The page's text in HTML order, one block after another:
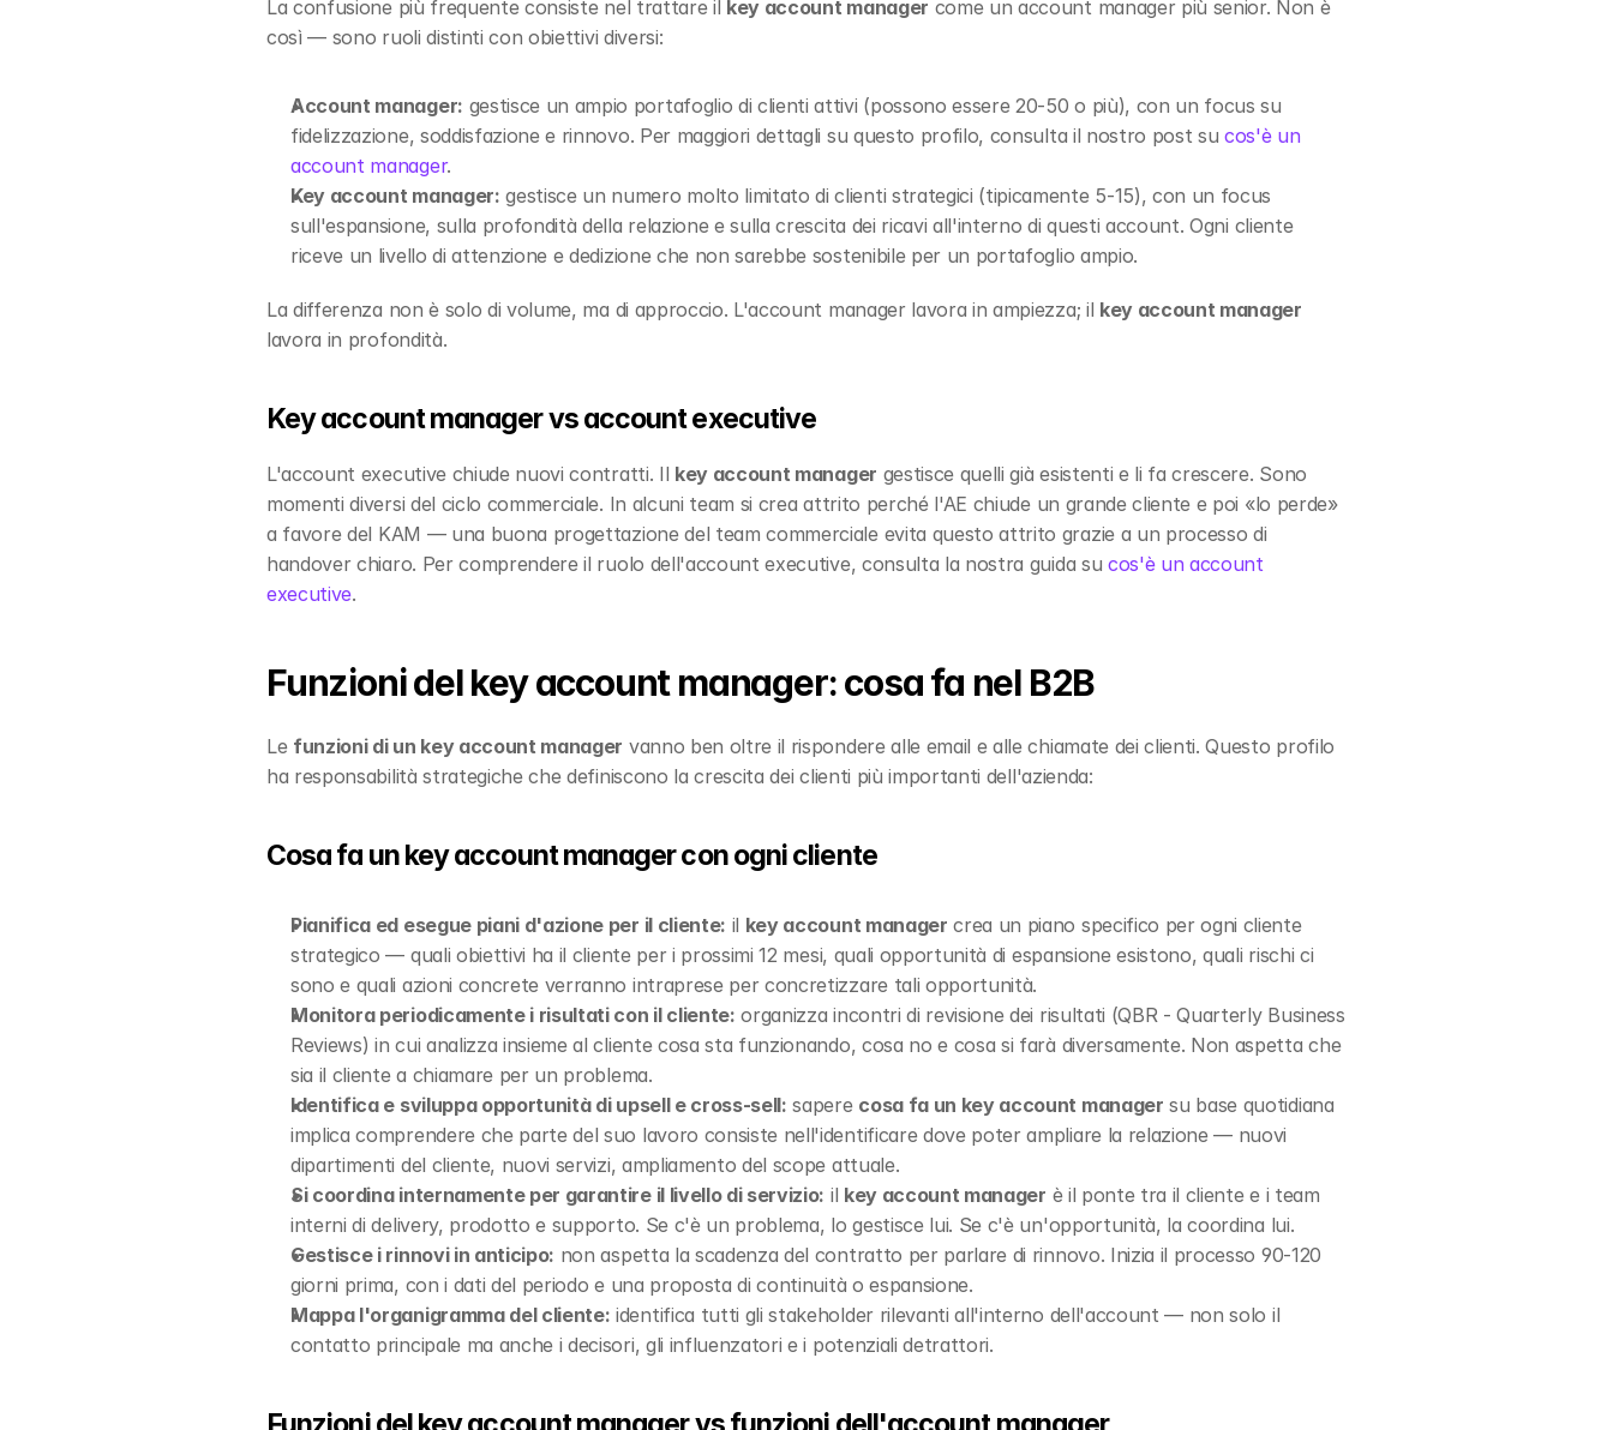
La confusione più frequente consiste nel trattare il key account manager come un account manager più senior. Non è
così — sono ruoli distinti con obiettivi diversi:
Account manager: gestisce un ampio portafoglio di clienti attivi (possono essere 20-50 o più), con un focus su
fidelizzazione, soddisfazione e rinnovo. Per maggiori dettagli su questo profilo, consulta il nostro post su cos'è un
account manager.
Key account manager: gestisce un numero molto limitato di clienti strategici (tipicamente 5-15), con un focus
sull'espansione, sulla profondità della relazione e sulla crescita dei ricavi all'interno di questi account. Ogni cliente
riceve un livello di attenzione e dedizione che non sarebbe sostenibile per un portafoglio ampio.
La differenza non è solo di volume, ma di approccio. L'account manager lavora in ampiezza; il key account manager
lavora in profondità.
Key account manager vs account executive
L'account executive chiude nuovi contratti. Il key account manager gestisce quelli già esistenti e li fa crescere. Sono
momenti diversi del ciclo commerciale. In alcuni team si crea attrito perché l'AE chiude un grande cliente e poi «lo perde»
a favore del KAM — una buona progettazione del team commerciale evita questo attrito grazie a un processo di
handover chiaro. Per comprendere il ruolo dell'account executive, consulta la nostra guida su cos'è un account
executive.
Funzioni del key account manager: cosa fa nel B2B
Le funzioni di un key account manager vanno ben oltre il rispondere alle email e alle chiamate dei clienti. Questo profilo
ha responsabilità strategiche che definiscono la crescita dei clienti più importanti dell'azienda:
Cosa fa un key account manager con ogni cliente
Pianifica ed esegue piani d'azione per il cliente: il key account manager crea un piano specifico per ogni cliente
strategico — quali obiettivi ha il cliente per i prossimi 12 mesi, quali opportunità di espansione esistono, quali rischi ci
sono e quali azioni concrete verranno intraprese per concretizzare tali opportunità.
Monitora periodicamente i risultati con il cliente: organizza incontri di revisione dei risultati (QBR - Quarterly Business
Reviews) in cui analizza insieme al cliente cosa sta funzionando, cosa no e cosa si farà diversamente. Non aspetta che
sia il cliente a chiamare per un problema.
Identifica e sviluppa opportunità di upsell e cross-sell: sapere cosa fa un key account manager su base quotidiana
implica comprendere che parte del suo lavoro consiste nell'identificare dove poter ampliare la relazione — nuovi
dipartimenti del cliente, nuovi servizi, ampliamento del scope attuale.
Si coordina internamente per garantire il livello di servizio: il key account manager è il ponte tra il cliente e i team
interni di delivery, prodotto e supporto. Se c'è un problema, lo gestisce lui. Se c'è un'opportunità, la coordina lui.
Gestisce i rinnovi in anticipo: non aspetta la scadenza del contratto per parlare di rinnovo. Inizia il processo 90-120
giorni prima, con i dati del periodo e una proposta di continuità o espansione.
Mappa l'organigramma del cliente: identifica tutti gli stakeholder rilevanti all'interno dell'account — non solo il
contatto principale ma anche i decisori, gli influenzatori e i potenziali detrattori.